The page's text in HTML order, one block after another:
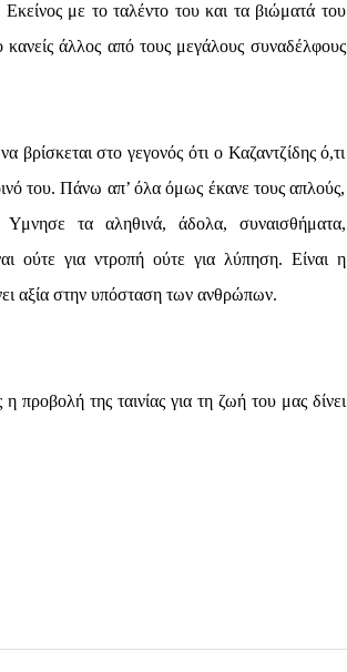
με το ταλέντο του και τα βιώματά του
κανείς άλλος από τους μεγάλους συναδέλφους
βρίσκεται στο γεγονός ότι ο Καζαντζίδης ό,τι
του. Πάνω απ’ όλα όμως έκανε τους απλούς,
τα αληθινά, άδολα, συναισθήματα,
ούτε για ντροπή ούτε για λύπηση. Είναι η
αξία στην υπόσταση των ανθρώπων.
της ταινίας για τη ζωή του μας δίνει